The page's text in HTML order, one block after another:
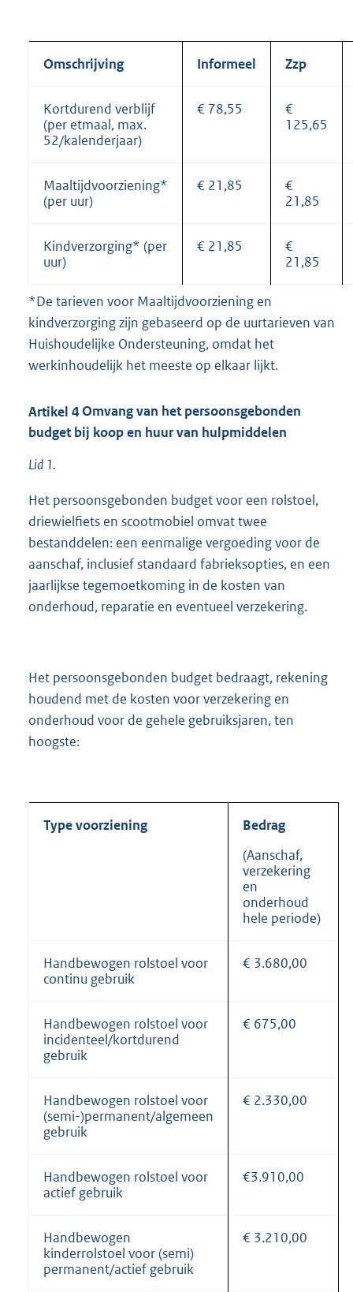
Omschrijving Informeel Zzp
Kortdurend verblijf
(per etmaal, max.
52/kalenderjaar)
€ 78,55
€
125,65
Maaltijdvoorziening*
(per uur)
€ 21,85
€
21,85
Kindverzorging* (per
uur)
€ 21,85
€
21,85
*De tarieven voor Maaltijdvoorziening en
kindverzorging zijn gebaseerd op de uurtarieven van
Huishoudelijke Ondersteuning, omdat het
werkinhoudelijk het meeste op elkaar lijkt.
Artikel 4Omvang van het persoonsgebonden
budget bij koop en huur van hulpmiddelen
Lid 1.
Het persoonsgebonden budget voor een rolstoel,
driewielfiets en scootmobiel omvat twee
bestanddelen: een eenmalige vergoeding voor de
aanschaf, inclusief standaard fabrieksopties, en een
jaarlijkse tegemoetkoming in de kosten van
onderhoud, reparatie en eventueel verzekering.
Het persoonsgebonden budget bedraagt, rekening
houdend met de kosten voor verzekering en
onderhoud voor de gehele gebruiksjaren, ten
hoogste:
Type voorziening
Bedrag
(Aanschaf,
verzekering
en
onderhoud
hele periode)
Handbewogen rolstoel voor
continu gebruik
€ 3.680,00
Handbewogen rolstoel voor
incidenteel/kortdurend
gebruik
€ 675,00
Handbewogen rolstoel voor
(semi-)permanent/algemeen
gebruik
€ 2.330,00
Handbewogen rolstoel voor
actief gebruik
€3.910,00
Handbewogen
kinderrolstoel voor (semi)
permanent/actief gebruik
€ 3.210,00